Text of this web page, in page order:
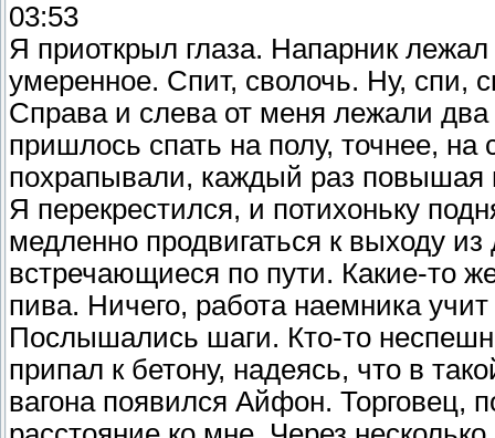
03:53
Я приоткрыл глаза. Напарник
умеренное. Спит, сволочь. Ну, спи,
Справа и слева от меня лежали
пришлось спать на полу, точнее,
похрапывали, каждый раз повышая
Я перекрестился, и потихоньку
медленно продвигаться к выходу
встречающиеся по пути. Какие-то
пива. Ничего, работа наемника
Послышались шаги. Кто-то
припал к бетону, надеясь, что в
вагона появился Айфон. Торговец,